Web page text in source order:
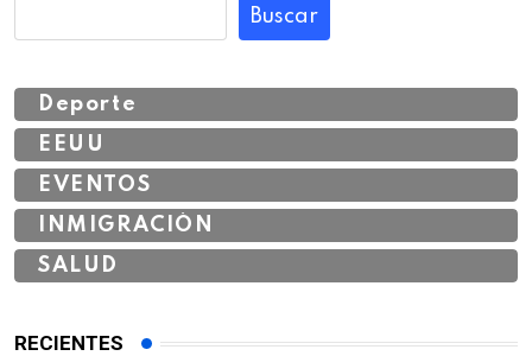
Buscar
Deporte
EEUU
EVENTOS
INMIGRACIÓN
SALUD
RECIENTES